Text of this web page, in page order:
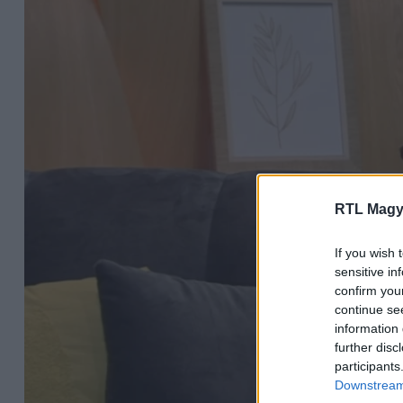
RTL
If you wish
sensitive
confirm
continue
information
further